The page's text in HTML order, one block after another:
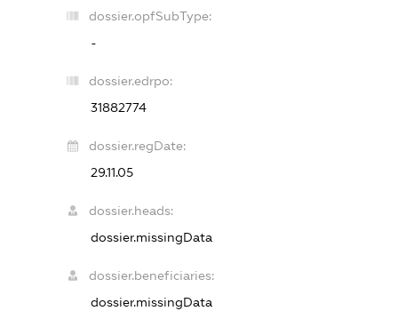
dossier.opfSubType:
-
dossier.edrpo:
31882774
dossier.regDate:
29.11.05
dossier.heads:
dossier.missingData
dossier.beneficiaries:
dossier.missingData